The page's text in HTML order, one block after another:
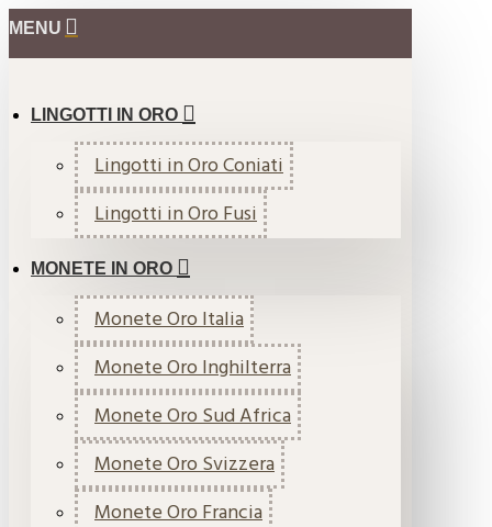
MENU
LINGOTTI IN ORO
Lingotti in Oro Coniati
Lingotti in Oro Fusi
MONETE IN ORO
Monete Oro Italia
Monete Oro Inghilterra
Monete Oro Sud Africa
Monete Oro Svizzera
Monete Oro Francia